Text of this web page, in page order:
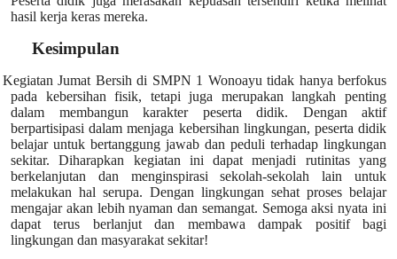
hasil kerja keras mereka.
Kesimpulan
Kegiatan Jumat Bersih di SMPN 1 Wonoayu tidak hanya berfokus
pada kebersihan fisik, tetapi juga merupakan langkah penting
dalam membangun karakter peserta didik. Dengan aktif
berpartisipasi dalam menjaga kebersihan lingkungan, peserta didik
belajar untuk bertanggung jawab dan peduli terhadap lingkungan
sekitar. Diharapkan kegiatan ini dapat menjadi rutinitas yang
berkelanjutan dan menginspirasi sekolah-sekolah lain untuk
melakukan hal serupa. Dengan lingkungan sehat proses belajar
mengajar akan lebih nyaman dan semangat. Semoga aksi nyata ini
dapat terus berlanjut dan membawa dampak positif bagi
lingkungan dan masyarakat sekitar!